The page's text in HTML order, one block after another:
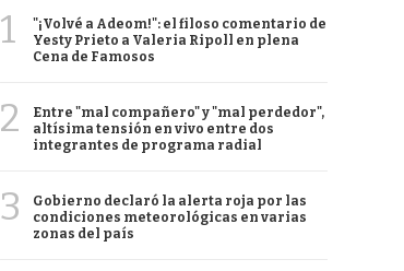
1
"¡Volvé a Adeom!": el filoso comentario de
Yesty Prieto a Valeria Ripoll en plena
Cena de Famosos
2
Entre "mal compañero" y "mal perdedor",
altísima tensión en vivo entre dos
integrantes de programa radial
3
Gobierno declaró la alerta roja por las
condiciones meteorológicas en varias
zonas del país